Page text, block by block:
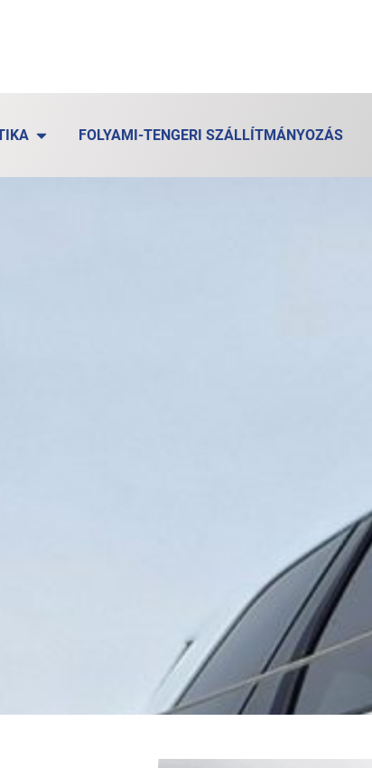
FOLYAMI-TENGERI SZÁLLÍTMÁNYOZÁS